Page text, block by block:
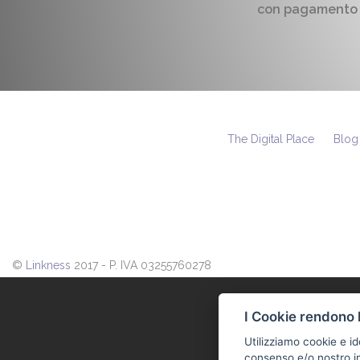
con
The Digital Place Blog
© Linkness 2017 - P. IVA 03255760278
I Cookie rendono
Utilizziamo cookie e